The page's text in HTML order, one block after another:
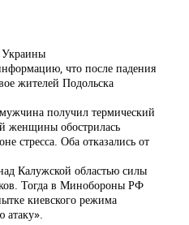
Украины
что после падения
жителей Подольска
получил термический
женщины обострилась
стресса. Оба отказались от
Калужской областью силы
Тогда в Минобороны РФ
киевского режима
атаку».